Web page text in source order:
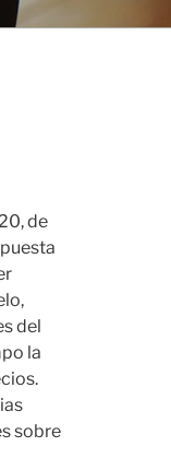
de
del
la
sobre